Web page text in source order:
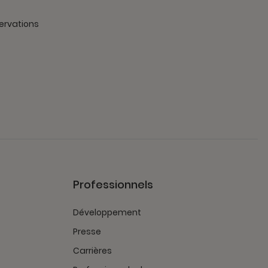
Professionnels
Développement
Presse
Carrières